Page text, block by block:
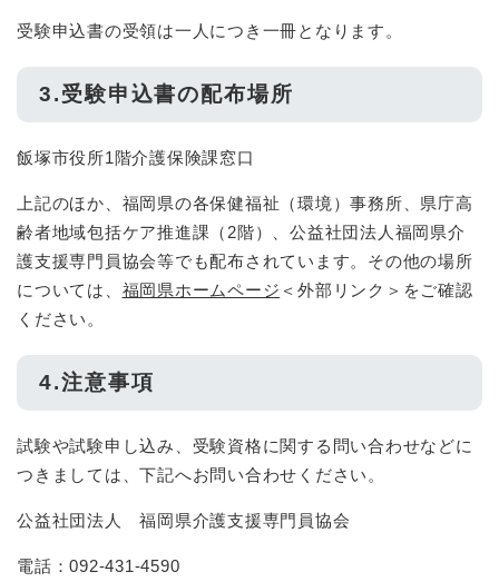
受験申込書の受領は一人につき一冊となります。
3.受験申込書の配布場所
飯塚市役所1階介護保険課窓口
上記のほか、福岡県の各保健福祉（環境）事務所、県庁高
齢者地域包括ケア推進課（2階）、公益社団法人福岡県介
護支援専門員協会等でも配布されています。その他の場所
については、 福岡県ホームページ ＜外部リンク＞ をご確認
ください。
4.注意事項
試験や試験申し込み、受験資格に関する問い合わせなどに
つきましては、下記へお問い合わせください。
公益社団法人 福岡県介護支援専門員協会
電話：092-431-4590